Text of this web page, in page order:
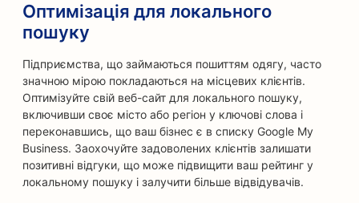
Оптимізація для локального
пошуку
Підприємства, що займаються пошиттям одягу, часто
значною мірою покладаються на місцевих клієнтів.
Оптимізуйте свій веб-сайт для локального пошуку,
включивши своє місто або регіон у ключові слова і
переконавшись, що ваш бізнес є в списку Google My
Business. Заохочуйте задоволених клієнтів залишати
позитивні відгуки, що може підвищити ваш рейтинг у
локальному пошуку і залучити більше відвідувачів.